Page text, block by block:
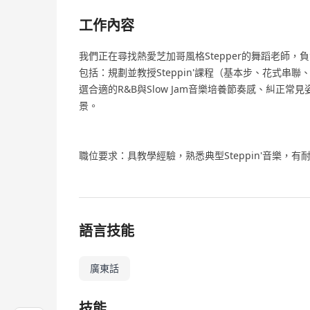
工作內容
我們正在尋找熱愛芝加哥風格Stepper的舞蹈老師，
包括：規劃並教授Steppin'課程（基本步、花式串聯
選合適的R&B與Slow Jam音樂培養節奏感、糾正常
景。
職位要求：具教學經驗，熟悉典型Steppin'音樂，有
語言技能
廣東話